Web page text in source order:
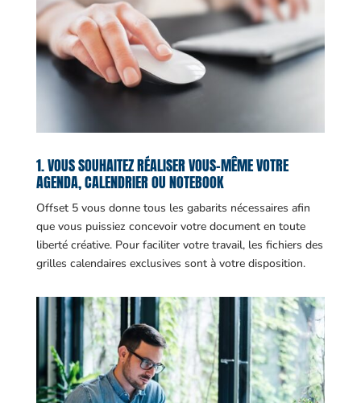
1. VOUS SOUHAITEZ RÉALISER VOUS-MÊME VOTRE
AGENDA, CALENDRIER OU NOTEBOOK
Offset 5 vous donne tous les gabarits nécessaires afin
que vous puissiez concevoir votre document en toute
liberté créative. Pour faciliter votre travail, les fichiers des
grilles calendaires exclusives sont à votre disposition.